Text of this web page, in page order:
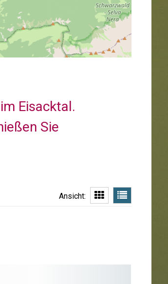
Eisacktal.
Sie
Ansicht: